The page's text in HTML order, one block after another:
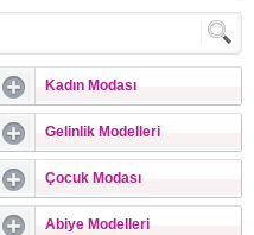
Kadın Modası
Gelinlik Modelleri
Çocuk Modası
Abiye Modelleri